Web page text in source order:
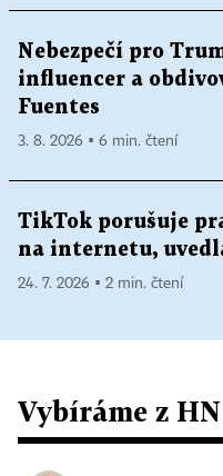
Nebezpečí pro
influencer a
Fuentes
3. 8. 2026 ▪ 6 min. čtení
TikTok porušuje
na internetu,
24. 7. 2026 ▪ 2 min. čtení
Vybíráme z HN